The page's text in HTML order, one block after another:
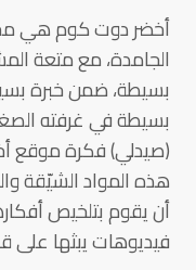
أخضر دوت كوم هي
الجامدة، مع متعة
بسيطة، ضمن خبرة
بسيطة في غرفته
(صيدلي) فكرة موقع
هذه المواد الشيّقة
أن يقوم بتلخيص
فيديوهات يبثها على